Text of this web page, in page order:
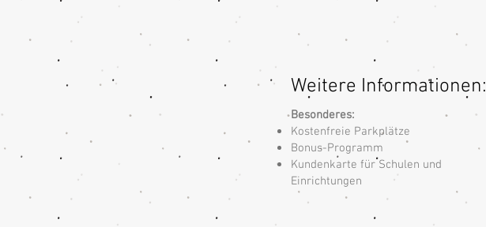
Weitere Informationen:
Besonderes:
Kostenfreie Parkplätze
Bonus-Programm
Kundenkarte für Schulen und
Einrichtungen